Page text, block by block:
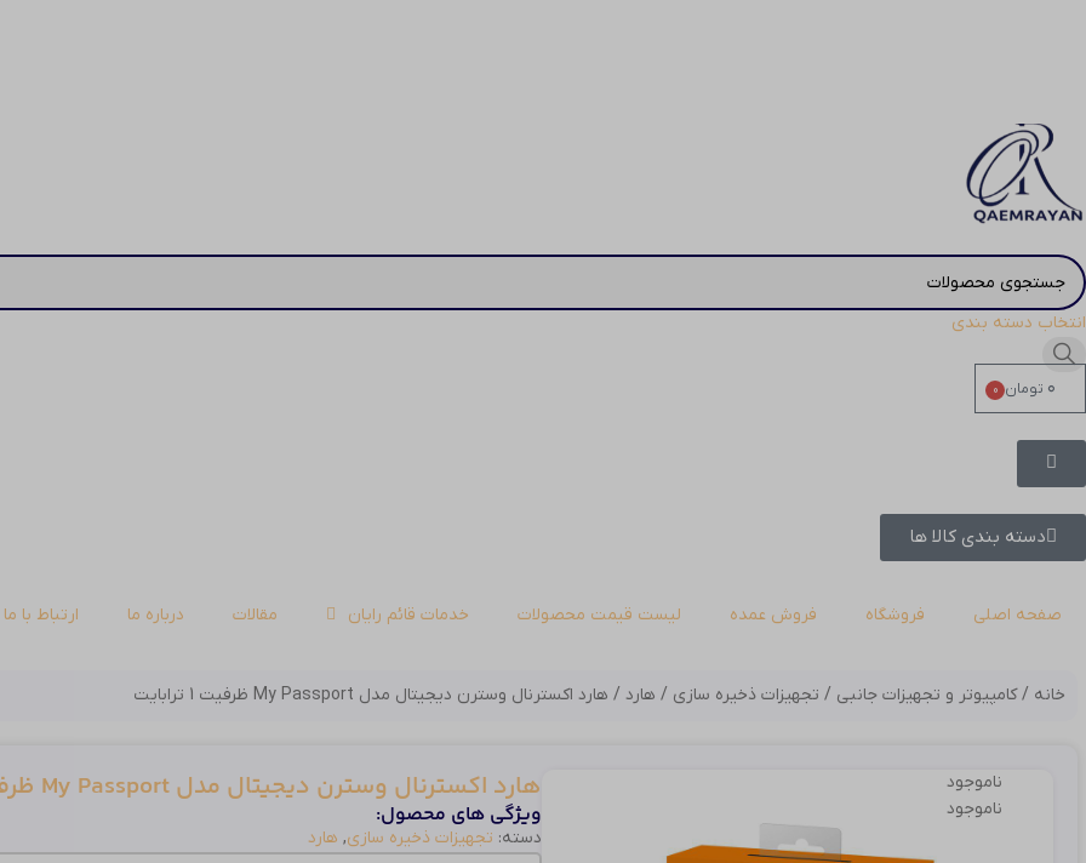
انتخاب دسته بندی
۰ تومان 0
دسته بندی کالا ها
صفحه اصلی فروشگاه فروش عمده لیست قیمت محصولات خدمات قائم رایان مقالات درباره ما ارتباط با ما
خانه کامپیوتر و تجهیزات جانبی تجهیزات ذخیره سازی هارد هارد اکسترنال وسترن دیجیتال مدل My Passport ظرفیت 1 ترابایت
ناموجود
ناموجود
هارد اکسترنال وسترن دیجیتال مدل My Passport ظرفیت 1 ترابایت
ویژگی های محصول:
دسته: تجهیزات ذخیره سازی, هارد